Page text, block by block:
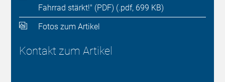
Fahrrad stärkt!" (PDF) (.pdf, 699 KB)
Fotos zum Artikel
Kontakt zum Artikel